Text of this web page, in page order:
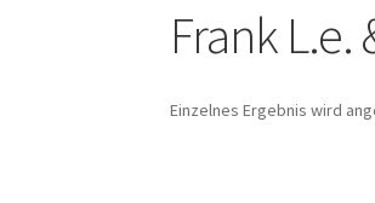
Frank
Einzelnes Ergebnis wird